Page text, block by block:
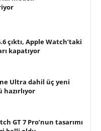
çıktı, Apple Watch’taki
kapatıyor
Ultra dahil üç yeni
GT 7 Pro’nun tasarımı